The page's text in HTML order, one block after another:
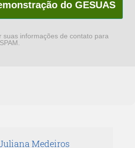
do GESUAS
suas informações de contato para
Medeiros